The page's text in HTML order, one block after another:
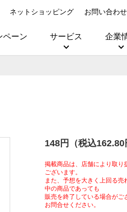
ネットショッピング お問い合わせ
ペーン サービス 企業
148円（税込162.80
掲載商品は、店舗により取り
ございます。
また、予想を大きく上回る
中の商品であっても
販売を終了している場合がご
お問合せください。